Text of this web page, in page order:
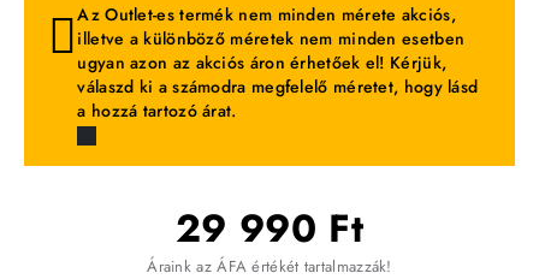
29 990 Ft
Áraink az ÁFA értékét tartalmazzák!
Az Outlet-es termék nem minden mérete akciós,
illetve a különböző méretek nem minden esetben
ugyan azon az akciós áron érhetőek el! Kérjük,
válaszd ki a számodra megfelelő méretet, hogy lásd
a hozzá tartozó árat.